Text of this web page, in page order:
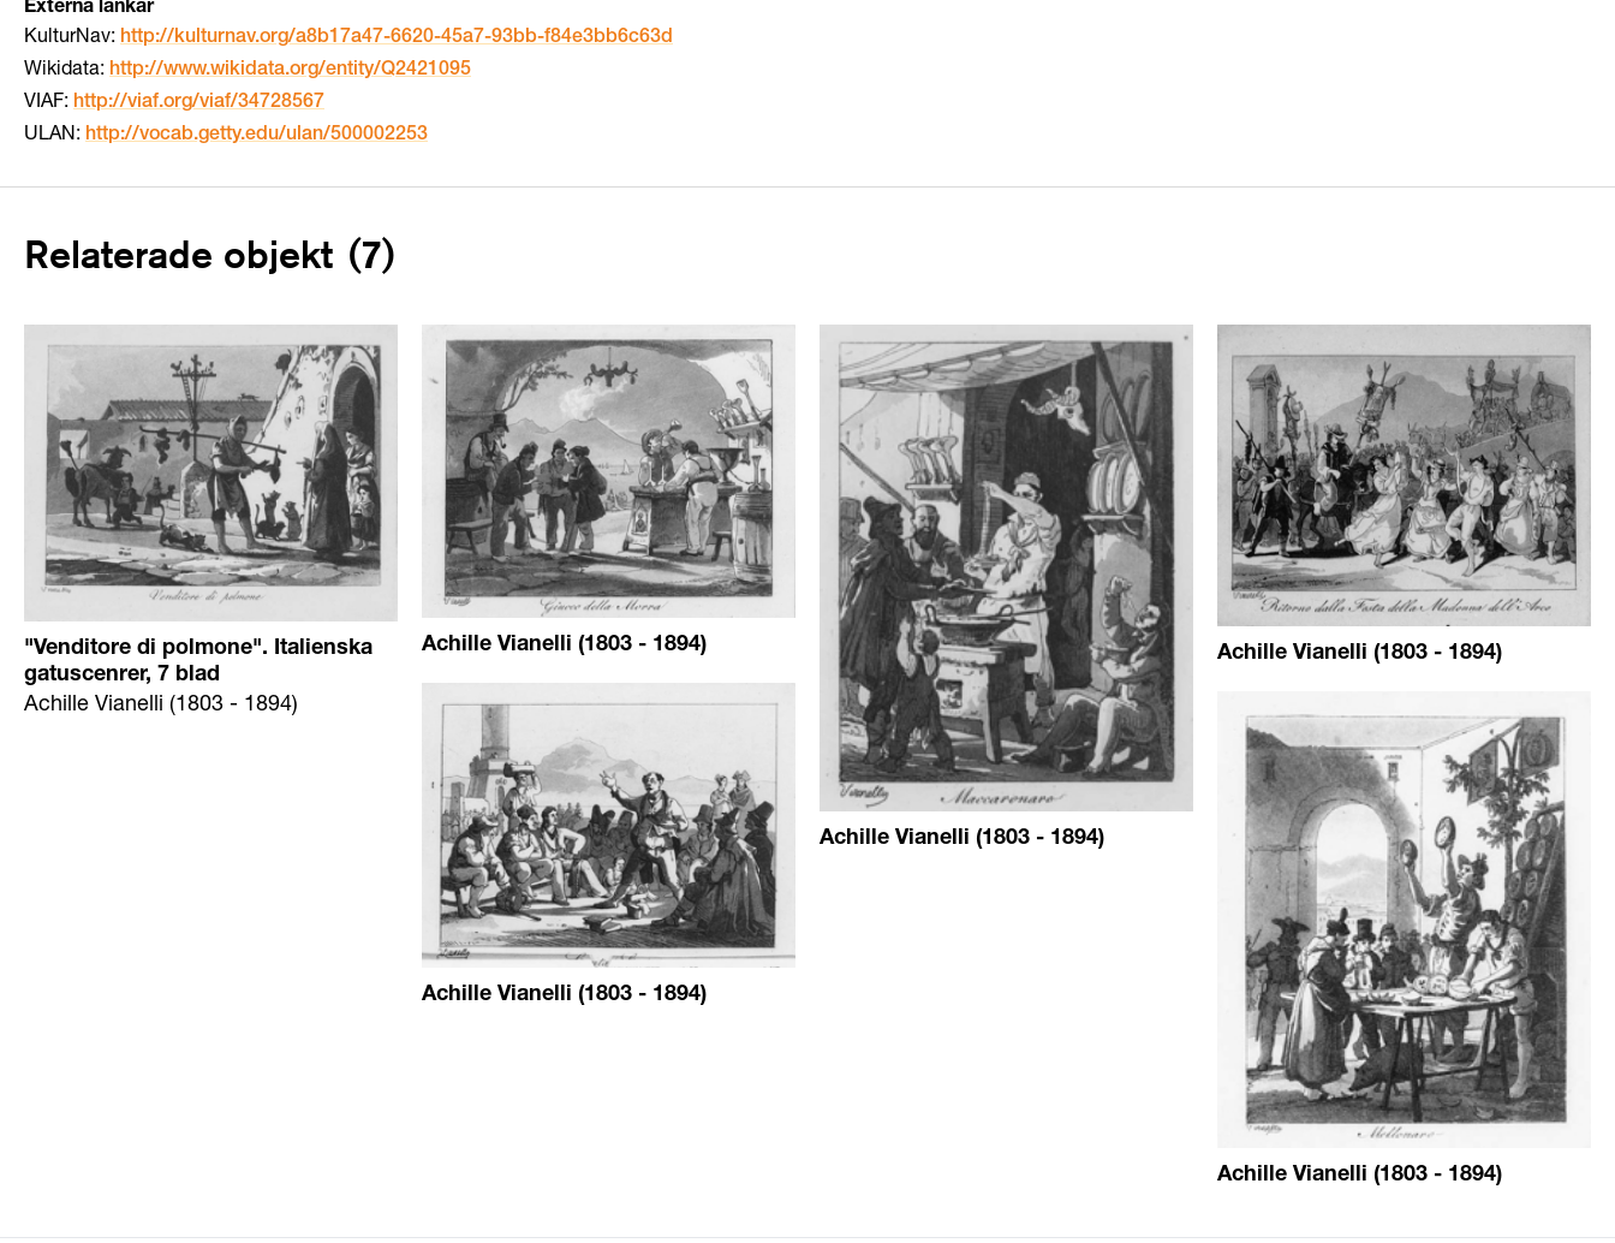
Externa länkar
KulturNav: http://kulturnav.org/a8b17a47-6620-45a7-93bb-f84e3bb6c63d
Wikidata: http://www.wikidata.org/entity/Q2421095
VIAF: http://viaf.org/viaf/34728567
ULAN: http://vocab.getty.edu/ulan/500002253
Relaterade objekt (7)
"Venditore di polmone". Italienska
gatuscenrer, 7 blad
Achille Vianelli (1803 - 1894)
Achille Vianelli (1803 - 1894)
Achille Vianelli (1803 - 1894)
Achille Vianelli (1803 - 1894)
Achille Vianelli (1803 - 1894)
Achille Vianelli (1803 - 1894)